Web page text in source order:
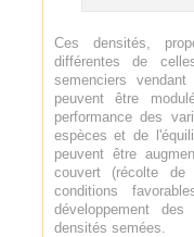
Ces densités,
différentes de
semenciers
peuvent être
performance des
espèces et de
peuvent être
couvert (récolte de
conditions
développement
densités semées.